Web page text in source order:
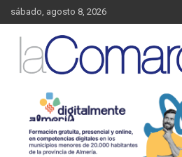
Saltar
al
contenido
sábado, agosto 8, 2026
La Comarca –
Almanzora
Almanzora y sus localidades.